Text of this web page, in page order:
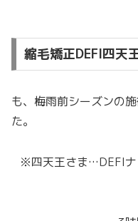
縮毛矯正DEFI四天
も、梅雨前シーズンの
た。
※四天王さま…DEFIナ